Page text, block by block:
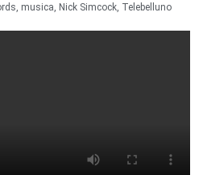
musica Nick Simcock Telebelluno